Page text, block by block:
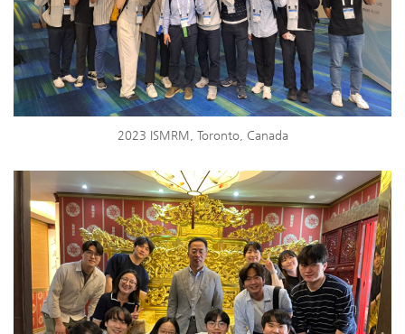
2023 ISMRM, Toronto, Canada